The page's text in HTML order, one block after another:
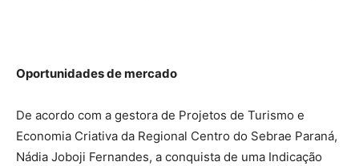
Oportunidades de mercado
De acordo com a gestora de Projetos de Turismo e
Economia Criativa da Regional Centro do Sebrae Paraná,
Nádia Joboji Fernandes, a conquista de uma Indicação